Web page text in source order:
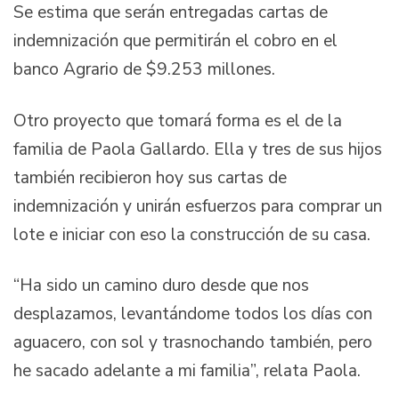
Se estima que serán entregadas cartas de
indemnización que permitirán el cobro en el
banco Agrario de $9.253 millones.
Otro proyecto que tomará forma es el de la
familia de Paola Gallardo. Ella y tres de sus hijos
también recibieron hoy sus cartas de
indemnización y unirán esfuerzos para comprar un
lote e iniciar con eso la construcción de su casa.
“Ha sido un camino duro desde que nos
desplazamos, levantándome todos los días con
aguacero, con sol y trasnochando también, pero
he sacado adelante a mi familia”, relata Paola.